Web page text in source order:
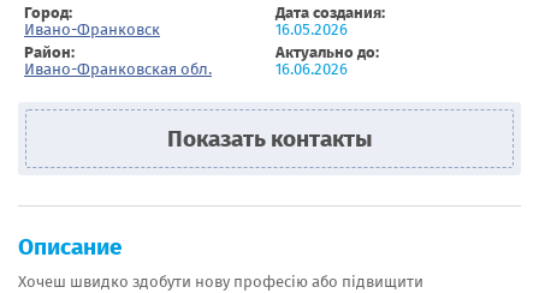
Город:
Ивано-Франковск
Дата создания:
16.05.2026
Район:
Ивано-Франковская обл.
Актуально до:
16.06.2026
Показать контакты
Описание
Хочеш швидко здобути нову професію або підвищити